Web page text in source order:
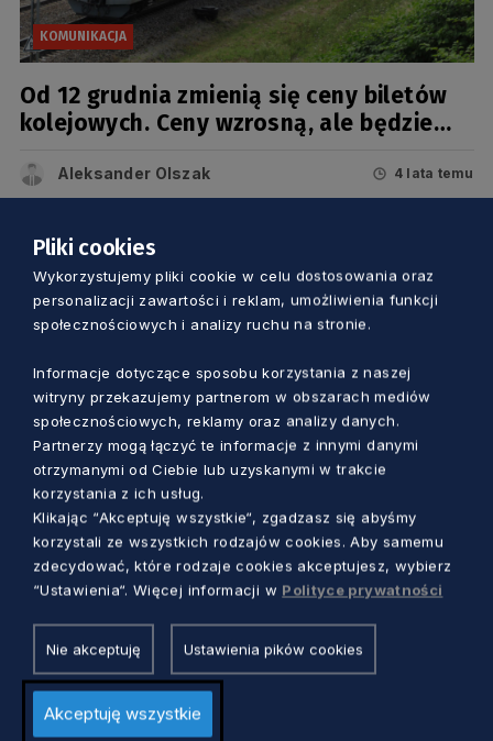
KOMUNIKACJA
Od 12 grudnia zmienią się ceny biletów
kolejowych. Ceny wzrosną, ale będzie
Aleksander Olszak 4 lata temu
KOMUNIKACJA
Akcja ratunkowa na peronie. Pasażer i
kierownik pociągu linii PKM uratowali
Pliki cookies
Wykorzystujemy pliki cookie w celu dostosowania oraz
personalizacji zawartości i reklam, umożliwienia funkcji
społecznościowych i analizy ruchu na stronie.
Informacje dotyczące sposobu korzystania z naszej
witryny przekazujemy partnerom w obszarach mediów
społecznościowych, reklamy oraz analizy danych.
Partnerzy mogą łączyć te informacje z innymi danymi
otrzymanymi od Ciebie lub uzyskanymi w trakcie
korzystania z ich usług.
Klikając “Akceptuję wszystkie“, zgadzasz się abyśmy
korzystali ze wszystkich rodzajów cookies. Aby samemu
zdecydować, które rodzaje cookies akceptujesz, wybierz
“Ustawienia“. Więcej informacji w Polityce prywatności
Nie akceptuję Ustawienia pików cookies
Akceptuję wszystkie